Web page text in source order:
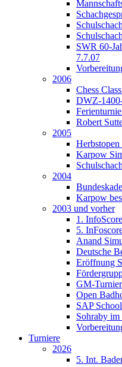
SWR 60-
7.7.07
2006
Chess
DWZ-
Robert
2005
Herbstopen
Karpow
2004
Karpow
2003 und vorher
1.
5.
Anand
Deutsche
Eröffnung
GM-
Open
SAP
Sohraby im
Turniere
2026
5. Int.